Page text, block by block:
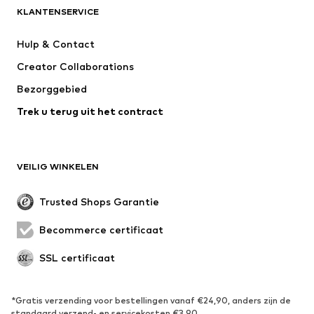
Nieuw
Ondergoed
Mantels
Rokken
Evenementen
SCHOENEN
Sneakers
Enkellaarsjes
KLANTENSERVICE
Hulp & Contact
Creator Collaborations
Bezorggebied
Trek u terug uit het contract
VEILIG WINKELEN
Trusted Shops Garantie
Becommerce certificaat
SSL certificaat
*Gratis verzending voor bestellingen vanaf €24,90, anders zijn de